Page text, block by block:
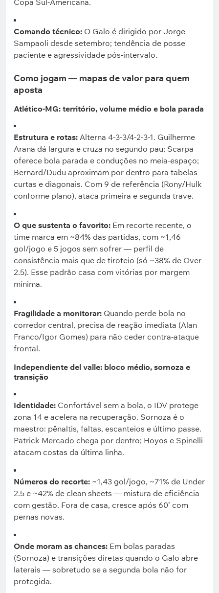
Copa Sul-Americana.
Comando técnico: O Galo é dirigido por Jorge
Sampaoli desde setembro; tendência de posse
paciente e agressividade pós-intervalo.
Como jogam — mapas de valor para quem
aposta
Atlético-MG: território, volume médio e bola parada
Estrutura e rotas: Alterna 4-3-3/4-2-3-1. Guilherme
Arana dá largura e cruza no segundo pau; Scarpa
oferece bola parada e conduções no meia-espaço;
Bernard/Dudu aproximam por dentro para tabelas
curtas e diagonais. Com 9 de referência (Rony/Hulk
conforme plano), ataca primeira e segunda trave.
O que sustenta o favorito: Em recorte recente, o
time marca em ~84% das partidas, com ~1,46
gol/jogo e 5 jogos sem sofrer — perfil de
consistência mais que de tiroteio (só ~38% de Over
2.5). Esse padrão casa com vitórias por margem
mínima.
Fragilidade a monitorar: Quando perde bola no
corredor central, precisa de reação imediata (Alan
Franco/Igor Gomes) para não ceder contra-ataque
frontal.
Independiente del valle: bloco médio, sornoza e
transição
Identidade: Confortável sem a bola, o IDV protege
zona 14 e acelera na recuperação. Sornoza é o
maestro: pênaltis, faltas, escanteios e último passe.
Patrick Mercado chega por dentro; Hoyos e Spinelli
atacam costas da última linha.
Números do recorte: ~1,43 gol/jogo, ~71% de Under
2.5 e ~42% de clean sheets — mistura de eficiência
com gestão. Fora de casa, cresce após 60’ com
pernas novas.
Onde moram as chances: Em bolas paradas
(Sornoza) e transições diretas quando o Galo abre
laterais — sobretudo se a segunda bola não for
protegida.